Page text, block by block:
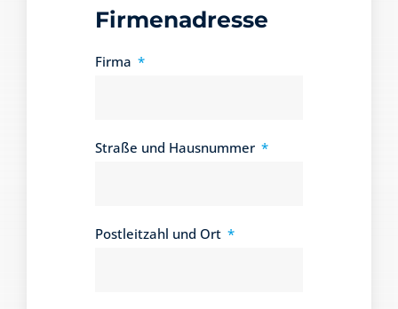
Firmenadresse
Firma
Straße und Hausnummer
Postleitzahl und Ort